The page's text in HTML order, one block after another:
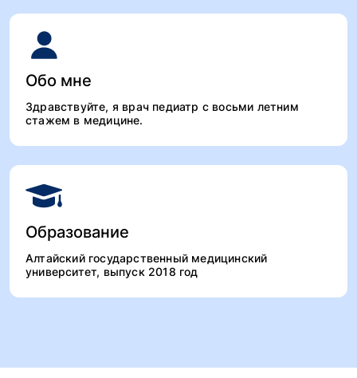
Обо мне
Здравствуйте, я врач педиатр с восьми летним
стажем в медицине.
Образование
Алтайский государственный медицинский
университет, выпуск 2018 год